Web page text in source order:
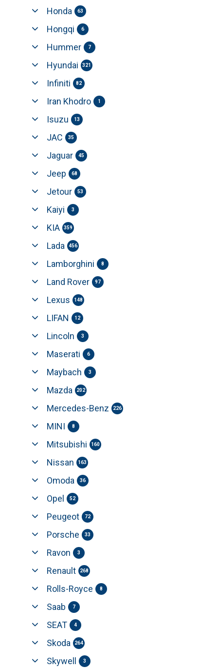
Honda 63
Hongqi 6
Hummer 7
Hyundai 321
Infiniti 82
Iran Khodro 1
Isuzu 13
JAC 35
Jaguar 45
Jeep 68
Jetour 53
Kaiyi 3
KIA 359
Lada 456
Lamborghini 8
Land Rover 97
Lexus 148
LIFAN 12
Lincoln 3
Maserati 6
Maybach 3
Mazda 202
Mercedes-Benz 226
MINI 8
Mitsubishi 160
Nissan 163
Omoda 36
Opel 52
Peugeot 72
Porsche 33
Ravon 3
Renault 268
Rolls-Royce 8
Saab 7
SEAT 4
Skoda 264
Skywell 3